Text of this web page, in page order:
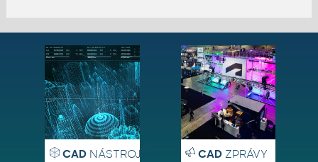
CADNÁSTROJE CADZPRÁVY